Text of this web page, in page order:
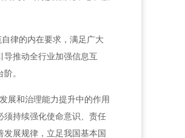
律的内在要求，满足广大
导推动全行业加强信息互
。
展和治理能力提升中的作用
须持续强化使命意识、责任
展规律，立足我国基本国